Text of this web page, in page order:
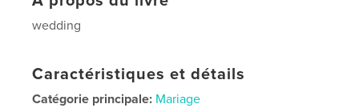
wedding
Caractéristiques et détails
Catégorie principale: Mariage